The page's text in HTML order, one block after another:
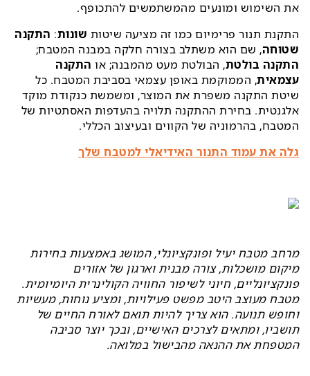
את השימוש ומונעים מהמשתמשים להתכופף.
התקנת תנור פרימיום כמו זה מציעה שיטות שונות: התקנה
שטוחה, שם הוא משתלב בצורה חלקה במבנה המטבח;
התקנה בולטת, הבולטת מעט מהמבנה; או התקנה
עצמאית, הממוקמת באופן עצמאי בסביבת המטבח. כל
שיטת התקנה משפרת את המוצר, ומשמשת כנקודת מוקד
אלגנטית. בחירת ההתקנה תלויה בהעדפות האסתטיות של
המטבח, בהרמוניה של הקווים ובעיצוב הכללי.
גלה את עמוד התנור האידיאלי למטבח שלך
מרחב מטבח יעיל ופונקציונלי, המושג באמצעות בחירות
מיקום מושכלות, צורה מבנית וארגון של אזורים
פונקציונליים, חיוני לשיפור החוויה הקולינרית היומיומית.
מטבח מעוצב היטב מפשט פעילויות, ומציע נוחות, מעשיות
וחופש תנועה. הוא צריך להיות תואם לאורח החיים של
תושביו, ומתאים לצרכים האישיים, ובכך יוצר סביבה
המטפחת את ההנאה מהבישול במלואה.